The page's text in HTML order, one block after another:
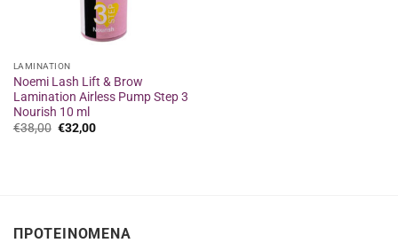
LAMINATION
Noemi Lash Lift & Brow
Lamination Airless Pump Step 3
Nourish 10 ml
€38,00 Original
price
€32,00Η
ΠΡΟΤΕΙΝΌΜΕΝΑ